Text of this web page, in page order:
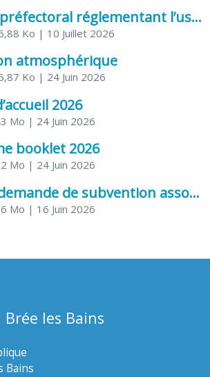
Arrêté préfectoral réglementant l’usage de l’eau
Ko | 10 Juillet 2026
atmosphérique
Ko | 24 Juin 2026
2026
Mo | 24 Juin 2026
booklet 2026
Mo | 24 Juin 2026
CERFA demande de subvention association
Mo | 16 Juin 2026
les Bains
Bains